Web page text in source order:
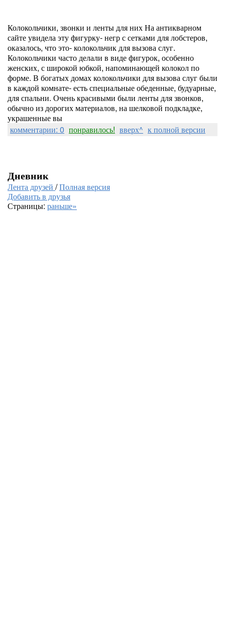
Колокольчики, звонки и ленты для них На антикварном
сайте увидела эту фигурку- негр с сетками для лобстеров,
оказалось, что это- колокольчик для вызова слуг.
Колокольчики часто делали в виде фигурок, особенно
женских, с широкой юбкой, напоминающей колокол по
форме. В богатых домах колокольчики для вызова слуг были
в каждой комнате- есть специальные обеденные, будуарные,
для спальни. Очень красивыми были ленты для звонков,
обычно из дорогих материалов, на шелковой подкладке,
украшенные вы
комментарии: 0 понравилось! вверх^ к полной версии
Дневник
Лента друзей /Полная версия
Добавить в друзья
Страницы: раньше»